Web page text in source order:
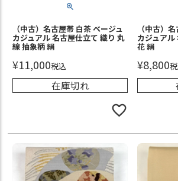
（中古）名古屋帯 白茶 ベージュ
カジュアル 名古屋仕立て 織り 丸
線 抽象柄 絹
¥11,000税込
在庫切れ
（中古）
カジュア
花 絹
¥8,800